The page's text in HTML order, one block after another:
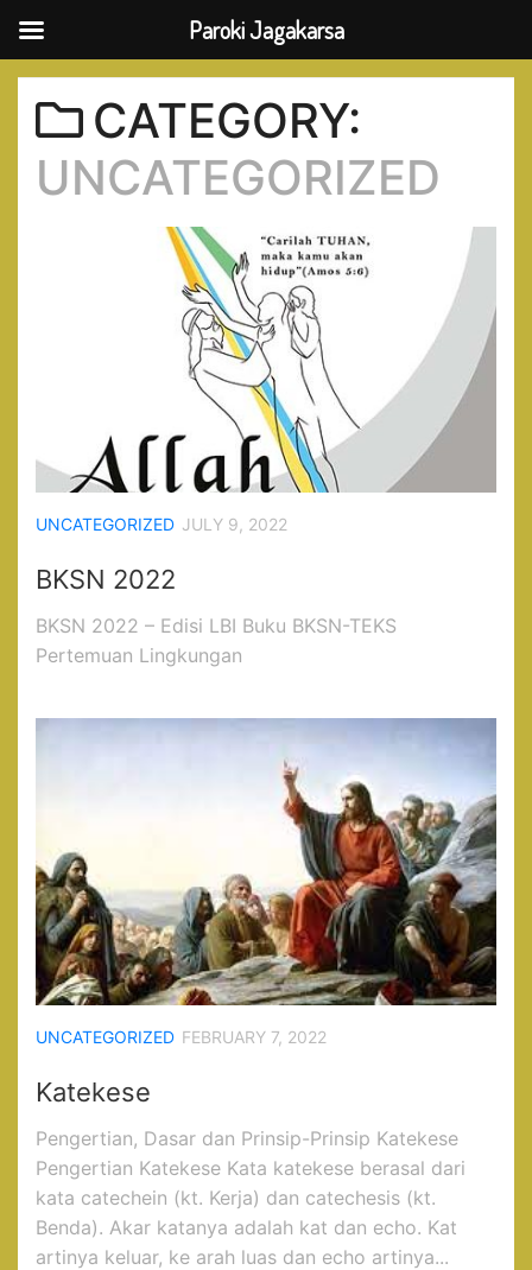
Skip
content
CATEGORY:
UNCATEGORIZED
UNCATEGORIZED JULY 9, 2022
BKSN 2022
BKSN 2022 – Edisi LBI Buku BKSN-TEKS
Pertemuan Lingkungan
UNCATEGORIZED FEBRUARY 7, 2022
Katekese
Pengertian, Dasar dan Prinsip-Prinsip Katekese
Pengertian Katekese Kata katekese berasal dari
kata catechein (kt. Kerja) dan catechesis (kt.
Benda). Akar katanya adalah kat dan echo. Kat
artinya keluar, ke arah luas dan echo artinya...
Paroki Jagakarsa